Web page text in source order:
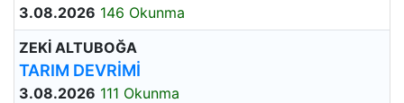
3.08.2026 146 Okunma
ZEKİ ALTUBOĞA
TARIM DEVRİMİ
3.08.2026 111 Okunma